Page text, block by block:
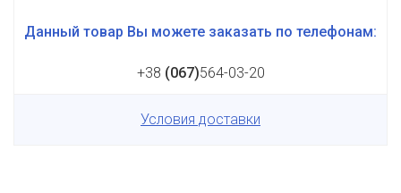
Данный товар Вы можете заказать по телефонам:
+38 (067)564-03-20
Условия доставки